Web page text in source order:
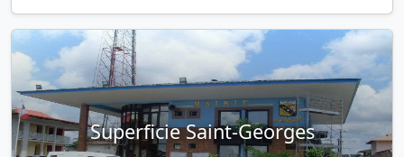
Superficie Saint-Georges